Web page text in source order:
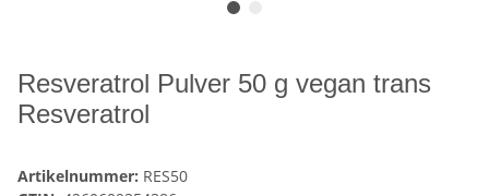
Resveratrol Pulver 50 g vegan trans
Resveratrol
Artikelnummer: RES50